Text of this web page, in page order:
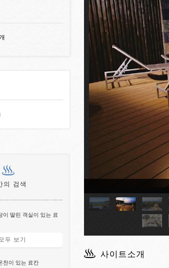
의 검색
이 딸린 객실이 있는 료
두 보기
천이 있는 료칸
사이트소개